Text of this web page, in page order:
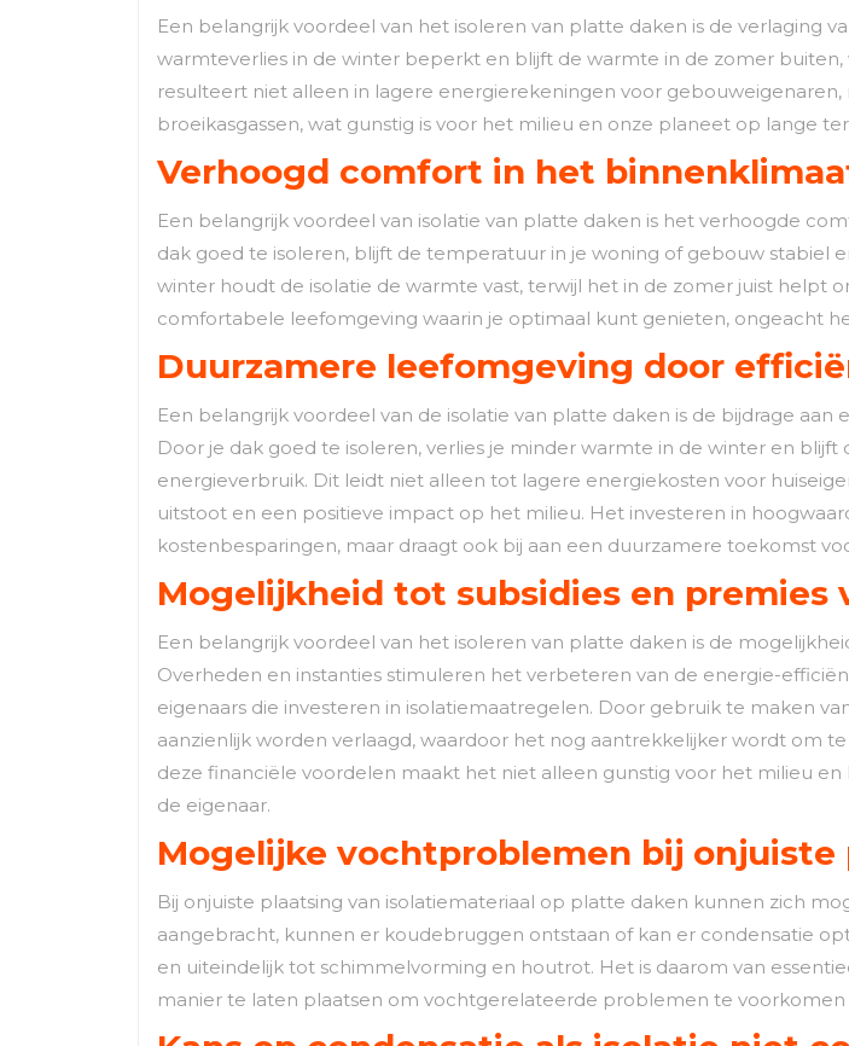
Een belangrijk voordeel van het isoleren van platte daken is de verlaging
warmteverlies in de winter beperkt en blijft de warmte in de zomer
resulteert niet alleen in lagere energierekeningen voor
broeikasgassen, wat gunstig is voor het milieu en onze planeet op lange
Verhoogd comfort in het
Een belangrijk voordeel van isolatie van platte daken is het verhoogde
dak goed te isoleren, blijft de temperatuur in je woning of gebouw stabiel
winter houdt de isolatie de warmte vast, terwijl het in de zomer juist helpt
comfortabele leefomgeving waarin je optimaal kunt genieten, ongeacht
Duurzamere leefomgeving door
Een belangrijk voordeel van de isolatie van platte daken is de bijdrage
Door je dak goed te isoleren, verlies je minder warmte in de winter en
energieverbruik. Dit leidt niet alleen tot lagere energiekosten voor
uitstoot en een positieve impact op het milieu. Het investeren in
kostenbesparingen, maar draagt ook bij aan een duurzamere toekomst
Mogelijkheid tot subsidies en premies
Een belangrijk voordeel van het isoleren van platte daken is de
Overheden en instanties stimuleren het verbeteren van de energie-
eigenaars die investeren in isolatiemaatregelen. Door gebruik te maken
aanzienlijk worden verlaagd, waardoor het nog aantrekkelijker wordt om
deze financiële voordelen maakt het niet alleen gunstig voor het milieu
de eigenaar.
Mogelijke vochtproblemen bij
Bij onjuiste plaatsing van isolatiemateriaal op platte daken kunnen zich
aangebracht, kunnen er koudebruggen ontstaan of kan er condensatie
en uiteindelijk tot schimmelvorming en houtrot. Het is daarom van
manier te laten plaatsen om vochtgerelateerde problemen te